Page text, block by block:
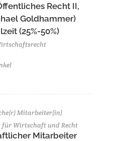
Recht II,
Goldhammer)
(25%-50%)
Mitarbeiter(in)
für Wirtschaft und Recht
Mitarbeiter